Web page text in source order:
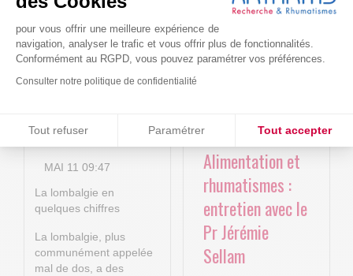
pour vous offrir une meilleure expérience de
navigation, analyser le trafic et vous offrir plus de fonctionnalités.
Conformément au RGPD, vous pouvez paramétrer vos préférences.
Consulter notre politique de confidentialité
Tout refuser Paramétrer Tout accepter
Plateforme de Gestion du Consentement : Personnalisez vos
Notre plateforme vous permet d'adapter et de gérer vos
nouvelles
technologies
numériques au
service de la
chronique !
MAI 11 09:47
La lombalgie en
quelques chiffres
La lombalgie, plus
communément appelée
mal de dos, a des
AVR 22 15:01
Alimentation et
rhumatismes :
entretien avec le
Pr Jérémie
Sellam